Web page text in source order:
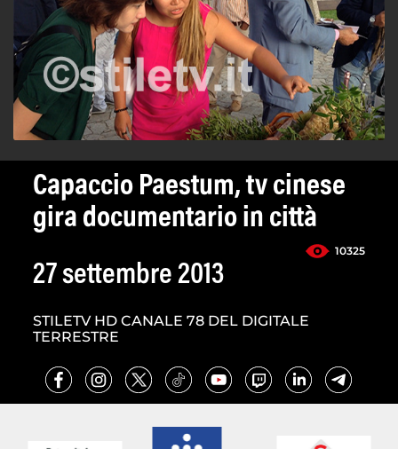
Capaccio Paestum, tv cinese
gira documentario in città
10325
27 settembre 2013
STILETV HD CANALE 78 DEL DIGITALE
TERRESTRE